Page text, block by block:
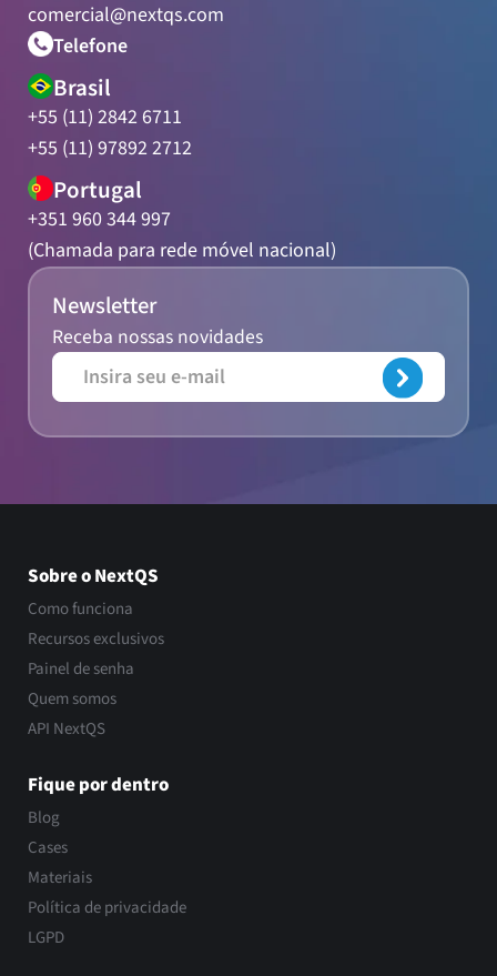
comercial@nextqs.com
Telefone
Brasil
+55 (11) 2842 6711
+55 (11) 97892 2712
Portugal
+351 960 344 997
(Chamada para rede móvel nacional)
Newsletter
Receba nossas novidades
Sobre o NextQS
Como funciona
Recursos exclusivos
Painel de senha
Quem somos
API NextQS
Fique por dentro
Blog
Cases
Materiais
Política de privacidade
LGPD